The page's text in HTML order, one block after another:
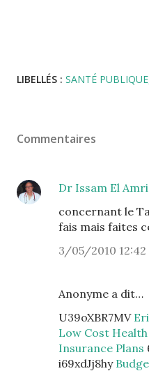
LIBELLÉS : SANTÉ PUBLIQUE
Commentaires
Dr Issam El Amri
concernant le
fais mais faites
3/05/2010 12:42
Anonyme a dit…
U39oXBR7MV
Low Cost
Insurance Plans
i69xdJj8hy